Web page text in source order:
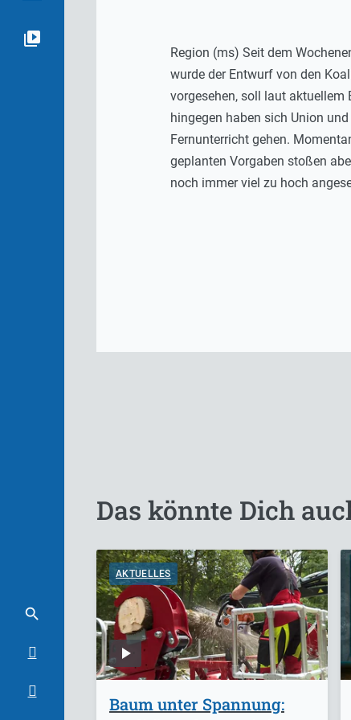
Region (ms) Seit dem
wurde der Entwurf von den
vorgesehen, soll laut aktuellem
hingegen haben sich Union
Fernunterricht gehen.
geplanten Vorgaben stoßen
noch immer viel zu hoch
Das könnte Dich
AKTUELLES
Baum unter Spannung: